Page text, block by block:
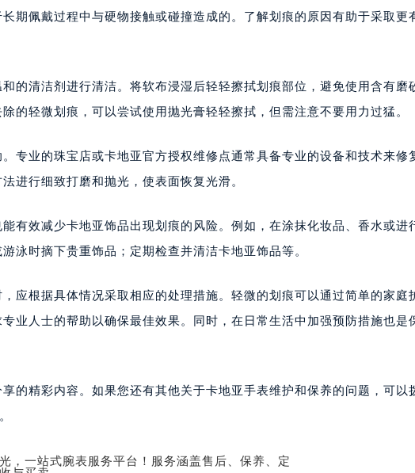
期佩戴过程中与硬物接触或碰撞造成的。了解划痕的原因有助于采取更
的清洁剂进行清洁。将软布浸湿后轻轻擦拭划痕部位，避免使用含有磨
的轻微划痕，可以尝试使用抛光膏轻轻擦拭，但需注意不要用力过猛。
专业的珠宝店或卡地亚官方授权维修点通常具备专业的设备和技术来修
进行细致打磨和抛光，使表面恢复光滑。
有效减少卡地亚饰品出现划痕的风险。例如，在涂抹化妆品、香水或进
泳时摘下贵重饰品；定期检查并清洁卡地亚饰品等。
应根据具体情况采取相应的处理措施。轻微的划痕可以通过简单的家庭
业人士的帮助以确保最佳效果。同时，在日常生活中加强预防措施也是
享的精彩内容。如果您还有其他关于卡地亚手表维护和保养的问题，可以